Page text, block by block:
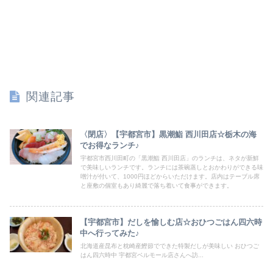
関連記事
〈閉店〉【宇都宮市】黒潮鮨 西川田店☆栃木の海
でお得なランチ♪
宇都宮市西川田町の「黒潮鮨 西川田店」のランチは、ネタが新鮮
で美味しいランチです。ランチには茶碗蒸しとおかわりができる味
噌汁が付いて、1000円ほどからいただけます。店内はテーブル席
と座敷の個室もあり綺麗で落ち着いて食事ができます。
【宇都宮市】だしを愉しむ店☆おひつごはん四六時
中へ行ってみた♪
北海道産昆布と枕崎産鰹節でできた特製だしが美味しい おひつご
はん四六時中 宇都宮ベルモール店さんへ訪...